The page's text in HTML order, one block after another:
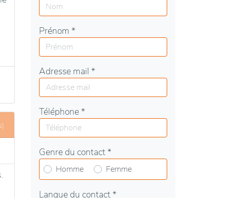
Prénom *
Adresse mail *
Téléphone *
Genre du contact *
Homme Femme
Langue du contact *